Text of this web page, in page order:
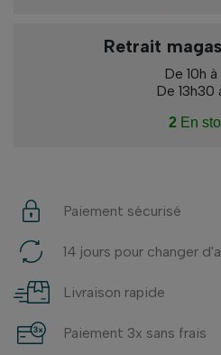
Retrait
De 10h à
De 13h30
2 En
Paiement sécurisé
14 jours pour changer
Livraison rapide
Paiement 3x sans frais